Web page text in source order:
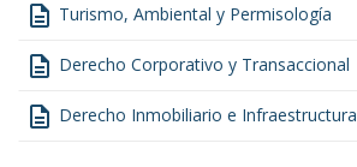
description Turismo, Ambiental y Permisología
description Derecho Corporativo y Transaccional
description Derecho Inmobiliario e Infraestructura